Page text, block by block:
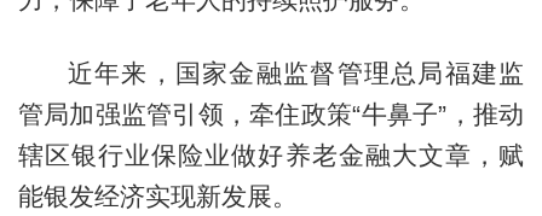
近年来，国家金融监督管理总局福建监
管局加强监管引领，牵住政策“牛鼻子”，推动
辖区银行业保险业做好养老金融大文章，赋
能银发经济实现新发展。